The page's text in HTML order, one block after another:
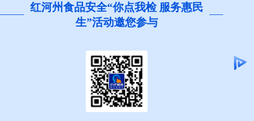
红河州食品安全“你点我检 服务惠民
生”活动邀您参与